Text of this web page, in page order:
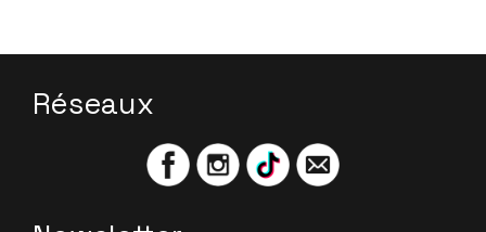
Réseaux